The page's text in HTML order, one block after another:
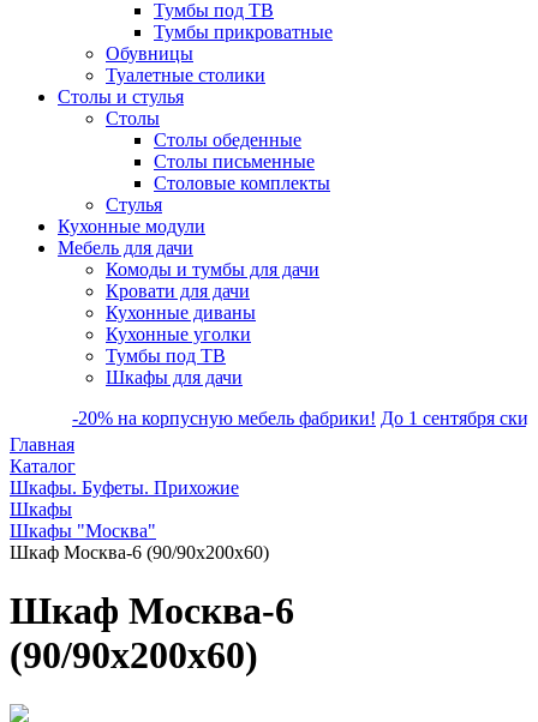
Тумбы под ТВ
Тумбы прикроватные
Обувницы
Туалетные столики
Столы и стулья
Столы
Столы обеденные
Столы письменные
Столовые комплекты
Стулья
Кухонные модули
Мебель для дачи
Комоды и тумбы для дачи
Кровати для дачи
Кухонные диваны
Кухонные уголки
Тумбы под ТВ
Шкафы для дачи
-20% на корпусную мебель фабрики! До 1 сентября скидка
Главная
Каталог
Шкафы. Буфеты. Прихожие
Шкафы
Шкафы "Москва"
Шкаф Москва-6 (90/90х200х60)
Шкаф Москва-6
(90/90х200х60)